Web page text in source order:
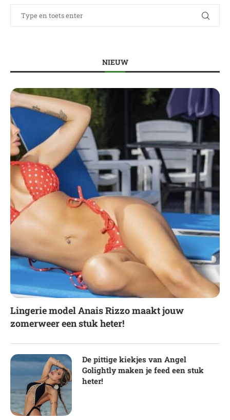
NIEUW
Lingerie model Anais Rizzo maakt jouw
zomerweer een stuk heter!
De pittige kiekjes van Angel
Golightly maken je feed een stuk
heter!